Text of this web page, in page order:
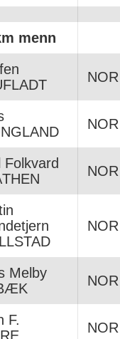
menn
NOR
NOR
Folkvard
NOR
NOR
Melby
NOR
F.
NOR